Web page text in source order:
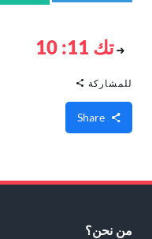
تك 11: 10
للمشاركة
من نحن؟